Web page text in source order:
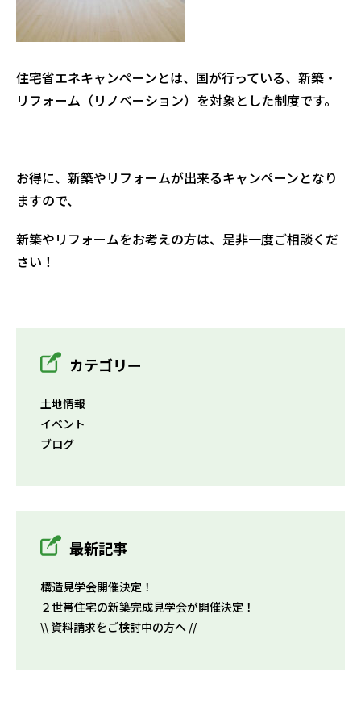
住宅省エネキャンペーンとは、国が行っている、新築・
リフォーム（リノベーション）を対象とした制度です。
お得に、新築やリフォームが出来るキャンペーンとなり
ますので、
新築やリフォームをお考えの方は、是非一度ご相談くだ
さい！
カテゴリー
土地情報
イベント
ブログ
最新記事
構造見学会開催決定！
２世帯住宅の新築完成見学会が開催決定！
\\ 資料請求をご検討中の方へ //